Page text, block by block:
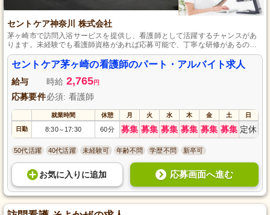
セントケア神奈川 株式会社
茅ヶ崎市で訪問入浴サービスを提供し、看護師として活躍するチャンスがあ
ります。未経験でも看護師資格があれば応募可能で、丁寧な研修があるので
安心して始められます。チームで働きながら、ご利用者さまに快適な入浴時
間を提供することで、「ありがとう」という言葉に大きなやりがいを感じる
ことができます。家庭との両立もしやすいパート・アルバイトとしてお勧め
します。
セントケア茅ヶ崎の看護師のパート・アルバイト求人
給与 時給 2,765円
応募要件必須: 看護師
就業時間 休憩 月 火 水 木 金 土 日
日勤 8:30～ 17:30 60分 募集 募集 募集 募集 募集 募集 定休
50代活躍 40代活躍 未経験可 年齢不問 学歴不問 新卒可
お気に入り に追加 応募画面へ進む